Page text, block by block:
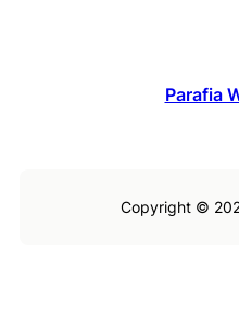
Parafia
Copyright ©